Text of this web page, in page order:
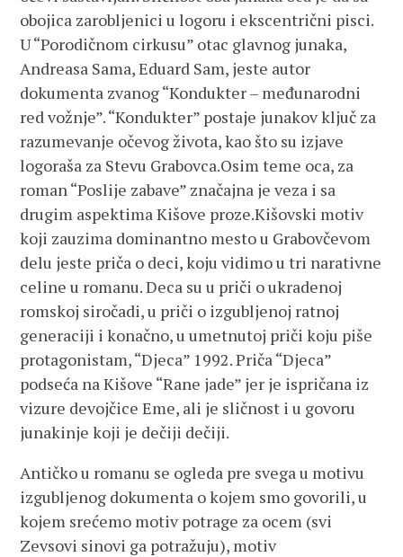
obojica zarobljenici u logoru i ekscentrični pisci.
U “Porodičnom cirkusu” otac glavnog junaka,
Andreasa Sama, Eduard Sam, jeste autor
dokumenta zvanog “Kondukter – međunarodni
red vožnje”. “Kondukter” postaje junakov ključ za
razumevanje očevog života, kao što su izjave
logoraša za Stevu Grabovca.Osim teme oca, za
roman “Poslije zabave” značajna je veza i sa
drugim aspektima Kišove proze.Kišovski motiv
koji zauzima dominantno mesto u Grabovčevom
delu jeste priča o deci, koju vidimo u tri narativne
celine u romanu. Deca su u priči o ukradenoj
romskoj siročadi, u priči o izgubljenoj ratnoj
generaciji i konačno, u umetnutoj priči koju piše
protagonistam, “Djeca” 1992. Priča “Djeca”
podseća na Kišove “Rane jade” jer je ispričana iz
vizure devojčice Eme, ali je sličnost i u govoru
junakinje koji je dečiji dečiji.
Antičko u romanu se ogleda pre svega u motivu
izgubljenog dokumenta o kojem smo govorili, u
kojem srećemo motiv potrage za ocem (svi
Zevsovi sinovi ga potražuju), motiv